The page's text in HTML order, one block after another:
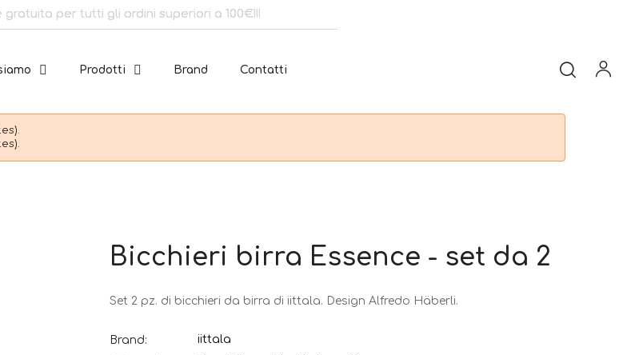
gratuita per tutti gli ordini superiori a 100€!!!
Prodotti Brand Contatti
Bicchieri birra Essence - set da 2
Set 2 pz. di bicchieri da birra di iittala. Design Alfredo Häberli.
Brand:
iittala